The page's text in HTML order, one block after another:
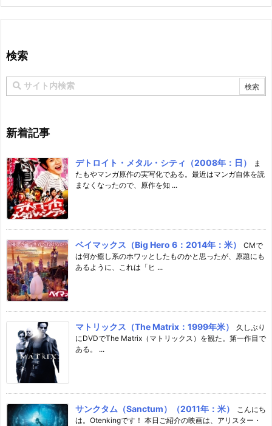
検索
新着記事
デトロイト・メタル・シティ（2008年：日）
ま
たもやマンガ原作の実写化である。最近はマンガ自体を読
まなくなったので、原作を知 ...
ベイマックス（Big Hero 6：2014年：米）
CMで
は何か癒し系のホワッとしたものかと思ったが、原題にも
あるように、これは「ヒ ...
マトリックス（The Matrix：1999年米）
久しぶり
にDVDでThe Matrix（マトリックス）を観た。第一作目で
ある。 ...
サンクタム（Sanctum）（2011年：米）
こんにち
は。Otenkingです！ 本日ご紹介の映画は、アリスター・